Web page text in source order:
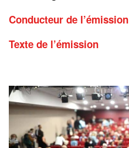
Conducteur de l’émission
Texte de l’émission